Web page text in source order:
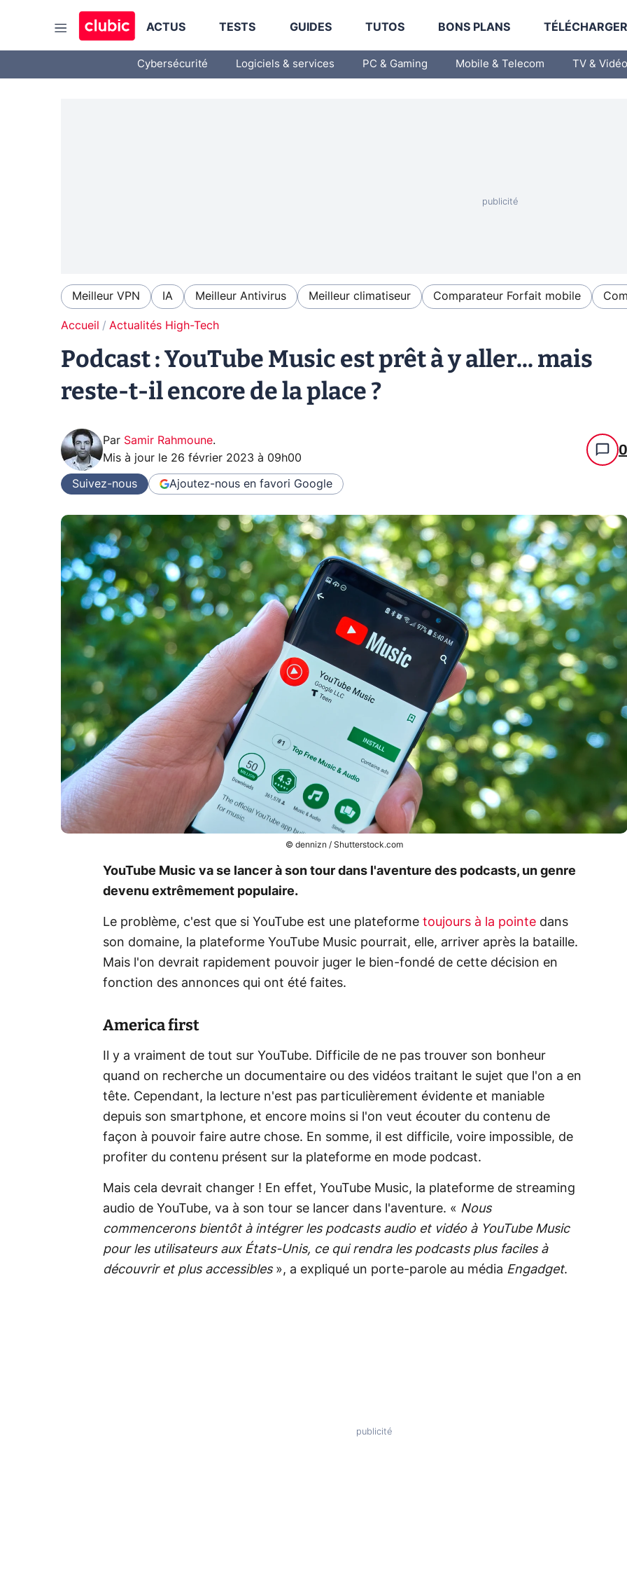
ACTUS TESTS GUIDES TUTOS BONS PLANS
Cybersécurité Logiciels & services PC & Gaming Mobile & Telecom TV & Vidéo
Meilleur VPN IA Meilleur Antivirus Meilleur climatiseur Comparateur Forfait mobile
Accueil Actualités High-Tech
Podcast : YouTube Music est prêt à y aller... mais
reste-t-il encore de la place ?
Par Samir Rahmoune.
Mis à jour le 26 février 2023 à 09h00 0
Suivez-nous Ajoutez-nous en favori Google
© dennizn / Shutterstock.com
YouTube Music va se lancer à son tour dans l'aventure des podcasts, un genre
devenu extrêmement populaire.
Le problème, c'est que si YouTube est une plateforme toujours à la pointe dans
son domaine, la plateforme YouTube Music pourrait, elle, arriver après la bataille.
Mais l'on devrait rapidement pouvoir juger le bien-fondé de cette décision en
fonction des annonces qui ont été faites.
America first
Il y a vraiment de tout sur YouTube. Difficile de ne pas trouver son bonheur
quand on recherche un documentaire ou des vidéos traitant le sujet que l'on a en
tête. Cependant, la lecture n'est pas particulièrement évidente et maniable
depuis son smartphone, et encore moins si l'on veut écouter du contenu de
façon à pouvoir faire autre chose. En somme, il est difficile, voire impossible, de
profiter du contenu présent sur la plateforme en mode podcast.
Mais cela devrait changer ! En effet, YouTube Music, la plateforme de streaming
audio de YouTube, va à son tour se lancer dans l'aventure. « Nous
commencerons bientôt à intégrer les podcasts audio et vidéo à YouTube Music
pour les utilisateurs aux États-Unis, ce qui rendra les podcasts plus faciles à
découvrir et plus accessibles», a expliqué un porte-parole au média Engadget.